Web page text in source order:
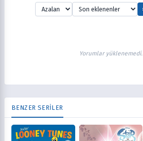
Yorumlar yüklenemedi.
BENZER SERİLER